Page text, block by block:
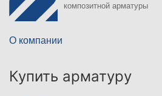
композитной арматуры
О компании
Купить арматуру